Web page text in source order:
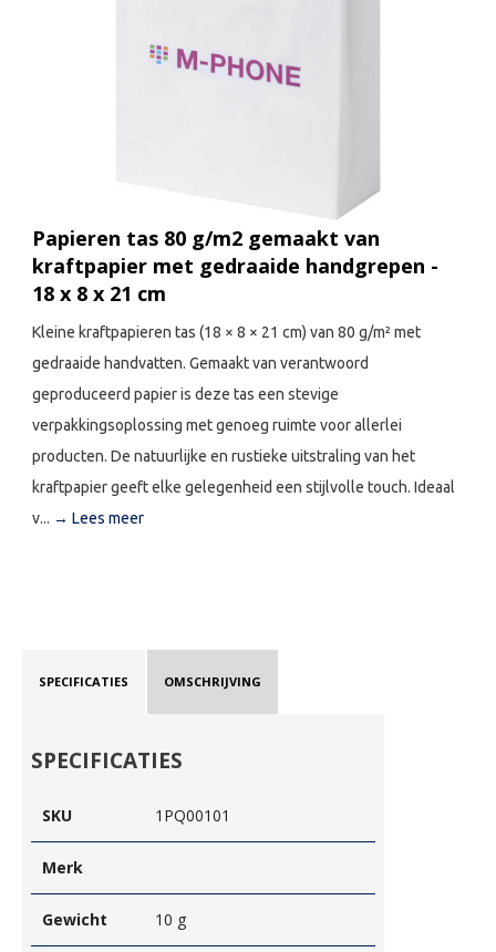
Papieren tas 80 g/m2 gemaakt van
kraftpapier met gedraaide handgrepen -
18 x 8 x 21 cm
Kleine kraftpapieren tas (18 × 8 × 21 cm) van 80 g/m² met
gedraaide handvatten. Gemaakt van verantwoord
geproduceerd papier is deze tas een stevige
verpakkingsoplossing met genoeg ruimte voor allerlei
producten. De natuurlijke en rustieke uitstraling van het
kraftpapier geeft elke gelegenheid een stijlvolle touch. Ideaal
v... → Lees meer
SPECIFICATIES OMSCHRIJVING
SPECIFICATIES
SKU 1PQ00101
Merk
Gewicht 10 g